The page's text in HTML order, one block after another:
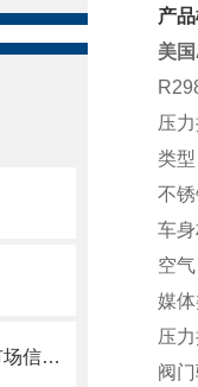
国产力士乐REXROTH齿轮泵市场信息了解
产
美
压
类型
不
车
空
媒
压
阀